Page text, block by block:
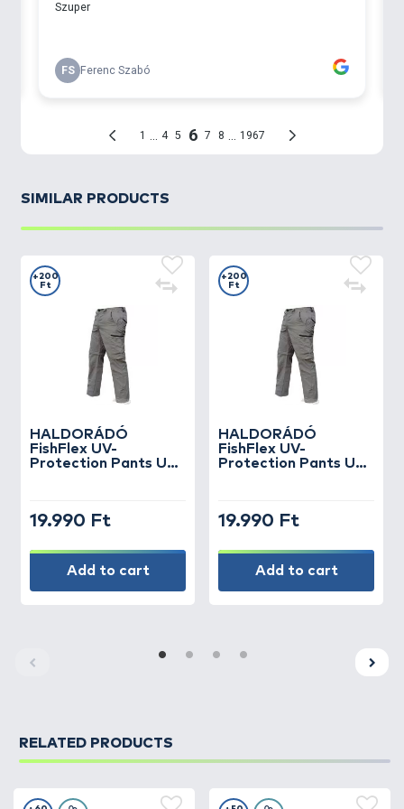
SIMILAR PRODUCTS
HALDORÁDÓ
FishFlex UV-
Protection Pants UPF
+200
Ft
19.990 Ft
Add to cart
HALDORÁDÓ
FishFlex UV-
Protection Pants UPF
+200
Ft
19.990 Ft
Add to cart
RELATED PRODUCTS